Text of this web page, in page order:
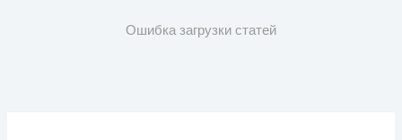
Ошибка загрузки статей